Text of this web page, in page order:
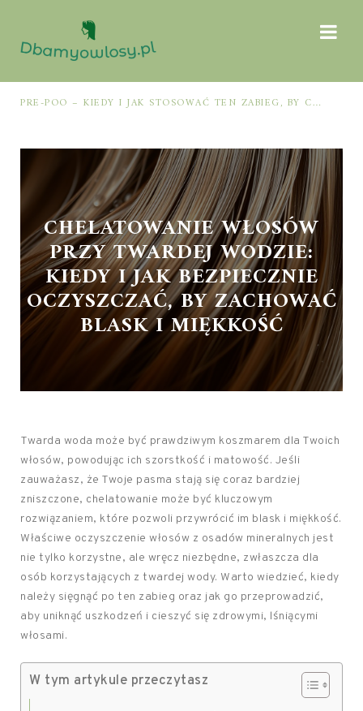
PRE-POO – KIEDY I JAK STOSOWAĆ TEN ZABIEG, BY CHRONIĆ I NAWILŻAĆ WŁOSY PRZED MYCIEM SZAMPONEM
CHELATOWANIE WŁOSÓW
PRZY TWARDEJ WODZIE:
KIEDY I JAK BEZPIECZNIE
OCZYSZCZAĆ, BY ZACHOWAĆ
BLASK I MIĘKKOŚĆ
Twarda woda może być prawdziwym koszmarem dla Twoich
włosów, powodując ich szorstkość i matowość. Jeśli
zauważasz, że Twoje pasma stają się coraz bardziej
zniszczone, chelatowanie może być kluczowym
rozwiązaniem, które pozwoli przywrócić im blask i miękkość.
Właściwe oczyszczenie włosów z osadów mineralnych jest
nie tylko korzystne, ale wręcz niezbędne, zwłaszcza dla
osób korzystających z twardej wody. Warto wiedzieć, kiedy
należy sięgnąć po ten zabieg oraz jak go przeprowadzić,
aby uniknąć uszkodzeń i cieszyć się zdrowymi, lśniącymi
włosami.
W tym artykule przeczytasz